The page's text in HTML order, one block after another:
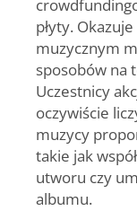
płyty.
muzycznym
sposobów na
Uczestnicy
oczywiście
muzycy
takie jak
utworu czy
albumu.